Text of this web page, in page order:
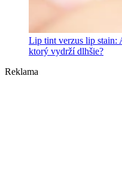
Lip tint verzus lip stain:
ktorý vydrží dlhšie?
Reklama